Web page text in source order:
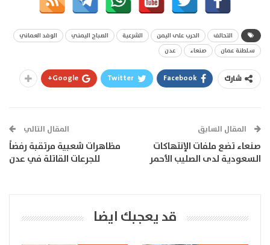
التحالف الحرب على اليمن الشرعية الصباح اليمني
الوفد العماني
سلطنة عمان
صنعاء عدن
شارك Facebook
Twitter
Google+
المقال السابق
صنعاء تضع ملفات الإنتهاكات
السعودية لدى الصليب الأحمر
المقال التالي
مظاهرات شعبية مرتقبة رفضاً
للجرعات القاتلة في عدن
قد يعجبك ايضا